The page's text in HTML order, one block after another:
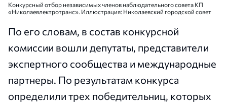
Конкурсный отбор независимых членов наблюдательного совета КП
«Николаевлектротранс». Иллюстрация: Николаевский городской совет
По его словам, в состав конкурсной
комиссии вошли депутаты, представители
экспертного сообщества и международные
партнеры. По результатам конкурса
определили трех победительниц, которых